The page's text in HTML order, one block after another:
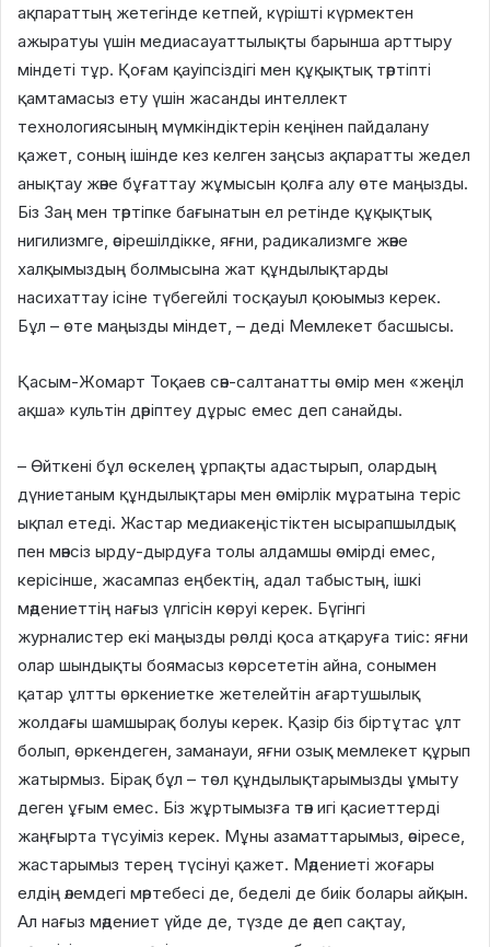
ақпараттың жетегінде кетпей, күрішті күрмектен
ажыратуы үшін медиасауаттылықты барынша арттыру
міндеті тұр. Қоғам қауіпсіздігі мен құқықтық тәртіпті
қамтамасыз ету үшін жасанды интеллект
технологиясының мүмкіндіктерін кеңінен пайдалану
қажет, соның ішінде кез келген заңсыз ақпаратты жедел
анықтау және бұғаттау жұмысын қолға алу өте маңызды.
Біз Заң мен тәртіпке бағынатын ел ретінде құқықтық
нигилизмге, әсірешілдікке, яғни, радикализмге және
халқымыздың болмысына жат құндылықтарды
насихаттау ісіне түбегейлі тосқауыл қоюымыз керек.
Бұл – өте маңызды міндет, – деді Мемлекет басшысы.
Қасым-Жомарт Тоқаев сән-салтанатты өмір мен «жеңіл
ақша» культін дәріптеу дұрыс емес деп санайды.
– Өйткені бұл өскелең ұрпақты адастырып, олардың
дүниетаным құндылықтары мен өмірлік мұратына теріс
ықпал етеді. Жастар медиакеңістіктен ысырапшылдық
пен мәнсіз ырду-дырдуға толы алдамшы өмірді емес,
керісінше, жасампаз еңбектің, адал табыстың, ішкі
мәдениеттің нағыз үлгісін көруі керек. Бүгінгі
журналистер екі маңызды рөлді қоса атқаруға тиіс: яғни
олар шындықты боямасыз көрсететін айна, сонымен
қатар ұлтты өркениетке жетелейтін ағартушылық
жолдағы шамшырақ болуы керек. Қазір біз біртұтас ұлт
болып, өркендеген, заманауи, яғни озық мемлекет құрып
жатырмыз. Бірақ бұл – төл құндылықтарымызды ұмыту
деген ұғым емес. Біз жұртымызға тән игі қасиеттерді
жаңғырта түсуіміз керек. Мұны азаматтарымыз, әсіресе,
жастарымыз терең түсінуі қажет. Мәдениеті жоғары
елдің әлемдегі мәртебесі де, беделі де биік болары айқын.
Ал нағыз мәдениет үйде де, түзде де әдеп сақтау,